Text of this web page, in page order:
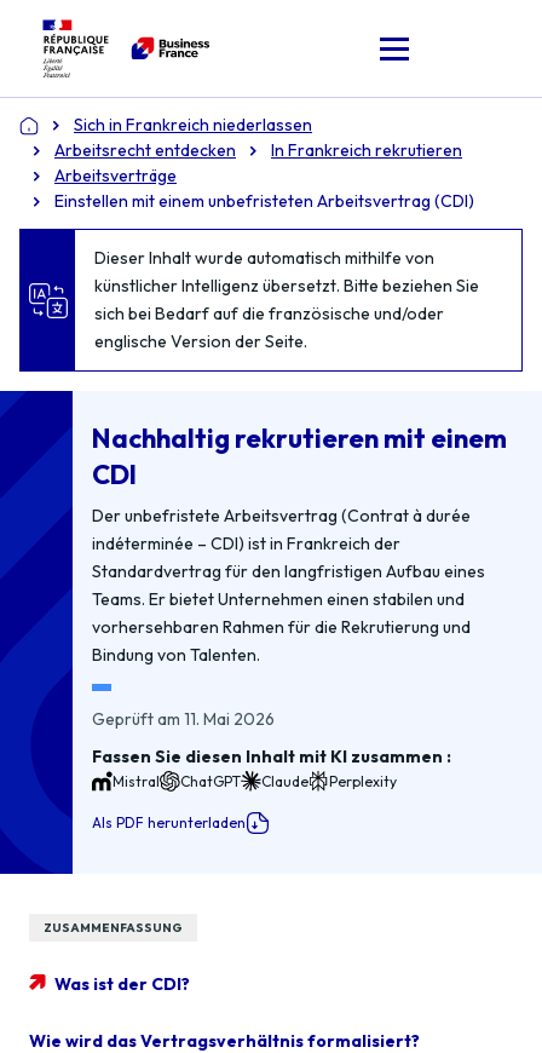
Accueil
Sich in Frankreich niederlassen
Arbeitsrecht entdecken
In Frankreich rekrutieren
Arbeitsverträge
Einstellen mit einem unbefristeten Arbeitsvertrag (CDI)
Dieser Inhalt wurde automatisch mithilfe von
künstlicher Intelligenz übersetzt. Bitte beziehen Sie
sich bei Bedarf auf die französische und/oder
englische Version der Seite.
Nachhaltig rekrutieren mit einem
CDI
Der unbefristete Arbeitsvertrag (Contrat à durée
indéterminée – CDI) ist in Frankreich der
Standardvertrag für den langfristigen Aufbau eines
Teams. Er bietet Unternehmen einen stabilen und
vorhersehbaren Rahmen für die Rekrutierung und
Bindung von Talenten.
Geprüft am 11. Mai 2026
Fassen Sie diesen Inhalt mit KI zusammen :
Mistral ChatGPT Claude Perplexity
Als PDF herunterladen
ZUSAMMENFASSUNG
Was ist der CDI?
Wie wird das Vertragsverhältnis formalisiert?